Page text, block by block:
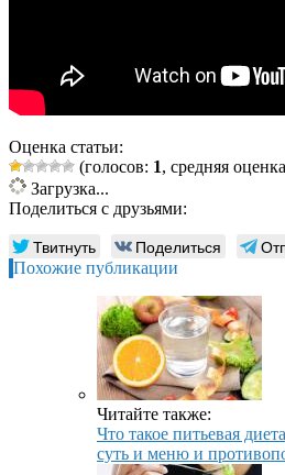
Оценка статьи:
(голосов: 1, средняя
Загрузка...
Поделиться с друзьями:
Твитнуть Поделиться
Похожие публикации
Читайте также:
Что такое питьевая
суть и меню и